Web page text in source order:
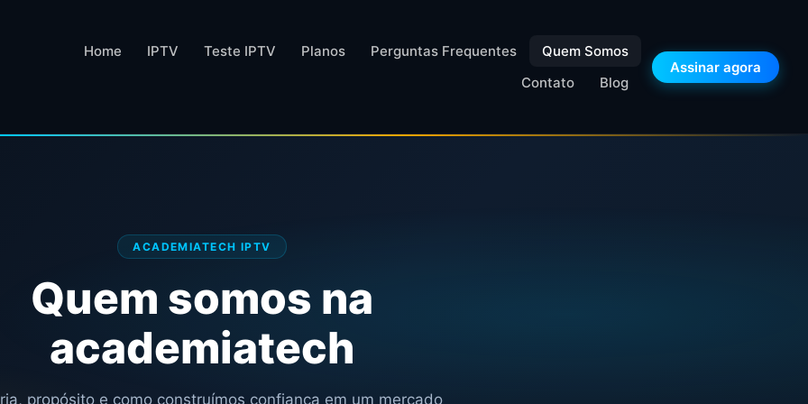
Home IPTV Teste IPTV Planos Perguntas Frequentes
Quem Somos
Contato
Blog
Assinar agora
ACADEMIATECH IPTV
Quem somos na
academiatech
propósito e como construímos confiança em um mercado